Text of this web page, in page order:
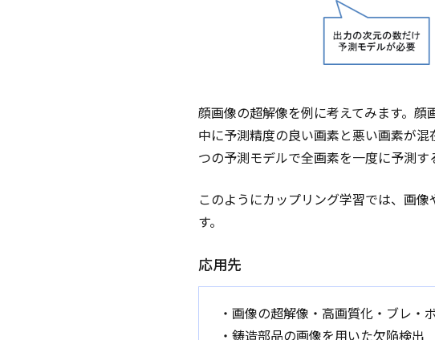
顔画像の超解像を例に考えてみます。
中に予測精度の良い画素と悪い画素が
つの予測モデルで全画素を一度に予測
このようにカップリング学習では、画
す。
応用先
・画像の超解像・高画質化・ブレ
・鋳造部品の画像を用いた欠陥検出